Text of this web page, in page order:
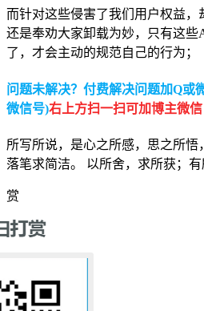
而针对这些侵害了我们用户权益，
还是奉劝大家卸载为妙，只有这些
了，才会主动的规范自己的行为；
问题未解决？付费解决问题加Q或
微信号)右上方扫一扫可加博主微信
所写所说，是心之所感，思之所悟
落笔求简洁。 以所舍，求所获；有
赏